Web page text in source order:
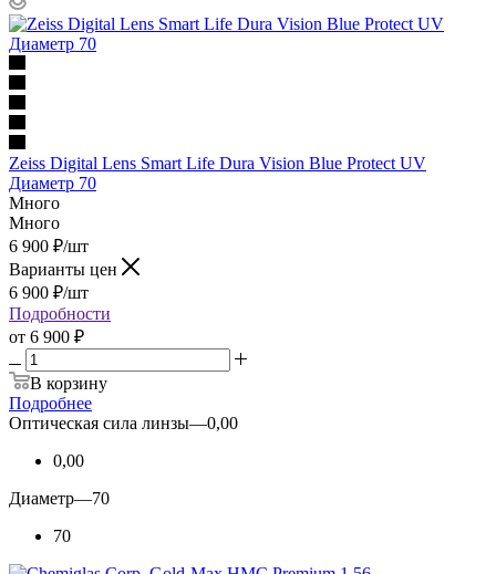
Zeiss Digital Lens Smart Life Dura Vision Blue Protect UV
Диаметр 70
Много
Много
6 900 ₽/шт
Варианты цен
6 900 ₽/шт
Подробности
от 6 900 ₽
В корзину
Подробнее
Оптическая сила линзы—0,00
0,00
Диаметр—70
70